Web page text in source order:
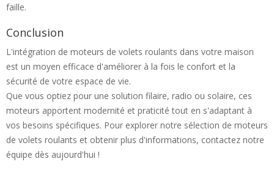
faille.
Conclusion
L'intégration de moteurs de volets roulants dans votre maison
est un moyen efficace d'améliorer à la fois le confort et la
sécurité de votre espace de vie.
Que vous optiez pour une solution filaire, radio ou solaire, ces
moteurs apportent modernité et praticité tout en s'adaptant à
vos besoins spécifiques. Pour explorer notre sélection de moteurs
de volets roulants et obtenir plus d'informations, contactez notre
équipe dès aujourd'hui !